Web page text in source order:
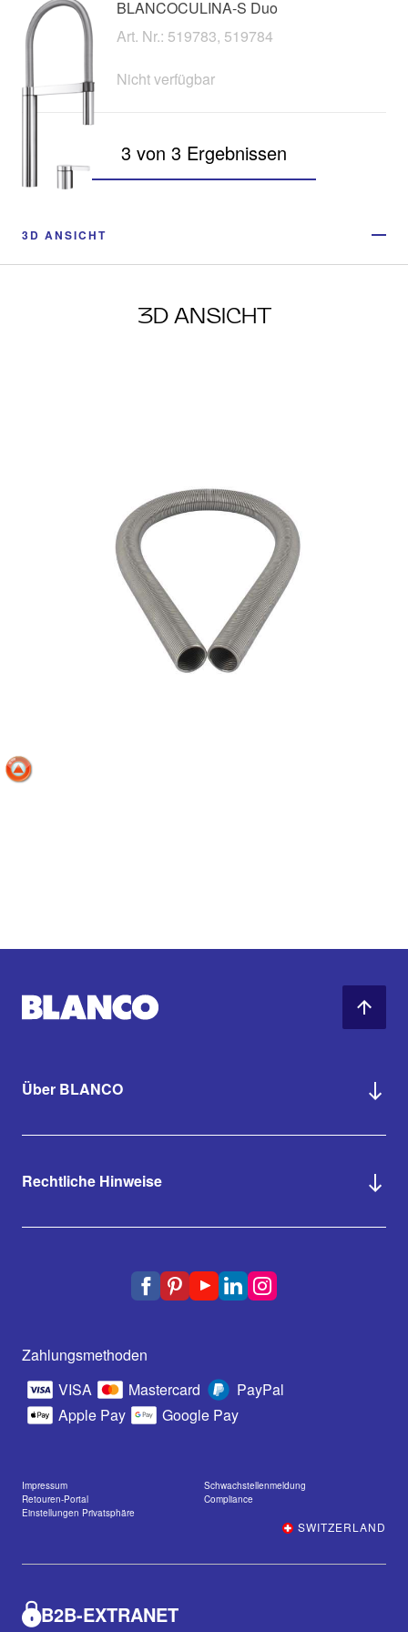
BLANCOCULINA-S Duo
Art. Nr.: 519783, 519784
Nicht verfügbar
3 von 3 Ergebnissen
3D ANSICHT
3D ANSICHT
Über BLANCO
Rechtliche Hinweise
Zahlungsmethoden
VISA
Mastercard
PayPal
Apple Pay
Google Pay
Impressum
Schwachstellenmeldung
Retouren-Portal
Compliance
Einstellungen Privatsphäre
SWITZERLAND
B2B-EXTRANET